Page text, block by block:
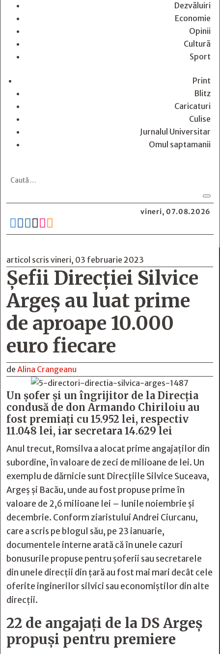
Dezvăluiri
Economie
Opinii
Cultură
Sport
Print
Blitz
Caricaturi
Culise
Jurnalul Universitar
Omul saptamanii
vineri, 07.08.2026
     
articol scris vineri, 03 februarie 2023
Şefii Direcţiei Silvice
Argeş au luat prime
de aproape 10.000
euro fiecare
de Alina Crangeanu
Un șofer și un îngrijitor de la Direcția
condusă de don Armando Chiriloiu au
fost premiați cu 15.952 lei, respectiv
11.048 lei, iar secretara 14.629 lei
Anul trecut, Romsilva a alocat prime angajaților din
subordine, în valoare de zeci de milioane de lei. Un
exemplu de dărnicie sunt Direcțiile Silvice Suceava,
Argeș și Bacău, unde au fost propuse prime în
valoare de 2,6 milioane lei – lunile noiembrie și
decembrie. Conform ziaristului Andrei Ciurcanu,
care a scris pe blogul său, pe 23 ianuarie,
documentele interne arată că în unele cazuri
bonusurile propuse pentru șoferii sau secretarele
din unele direcții din țară au fost mai mari decât cele
oferite inginerilor silvici sau economiștilor din alte
direcții.
22 de angajați de la DS Argeș
propuși pentru premiere